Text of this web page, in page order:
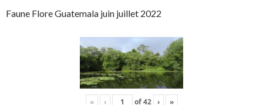
Faune Flore Guatemala juin juillet 2022
« ‹ of42 › »